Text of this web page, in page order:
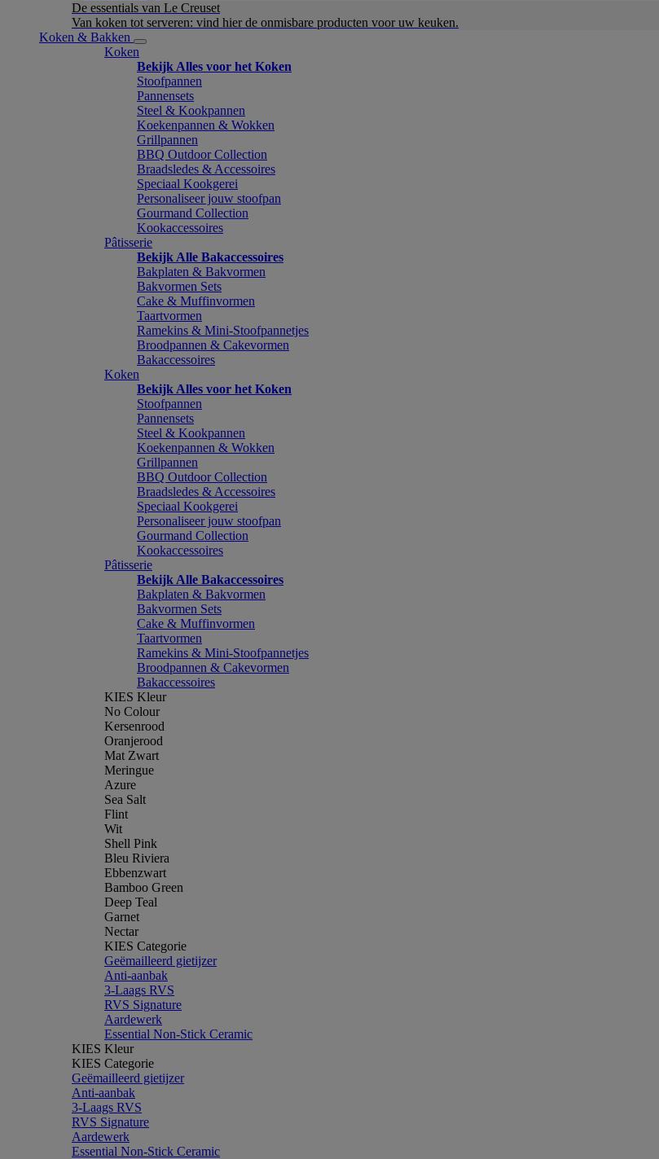
De essentials van Le Creuset
Van koken tot serveren: vind hier de onmisbare producten voor uw keuken.
Koken & Bakken
Koken
Bekijk Alles voor het Koken
Stoofpannen
Pannensets
Steel & Kookpannen
Koekenpannen & Wokken
Grillpannen
BBQ Outdoor Collection
Braadsledes & Accessoires
Speciaal Kookgerei
Personaliseer jouw stoofpan
Gourmand Collection
Kookaccessoires
Pâtisserie
Bekijk Alle Bakaccessoires
Bakplaten & Bakvormen
Bakvormen Sets
Cake & Muffinvormen
Taartvormen
Ramekins & Mini-Stoofpannetjes
Broodpannen & Cakevormen
Bakaccessoires
Koken
Bekijk Alles voor het Koken
Stoofpannen
Pannensets
Steel & Kookpannen
Koekenpannen & Wokken
Grillpannen
BBQ Outdoor Collection
Braadsledes & Accessoires
Speciaal Kookgerei
Personaliseer jouw stoofpan
Gourmand Collection
Kookaccessoires
Pâtisserie
Bekijk Alle Bakaccessoires
Bakplaten & Bakvormen
Bakvormen Sets
Cake & Muffinvormen
Taartvormen
Ramekins & Mini-Stoofpannetjes
Broodpannen & Cakevormen
Bakaccessoires
KIES Kleur
No Colour
Kersenrood
Oranjerood
Mat Zwart
Meringue
Azure
Sea Salt
Flint
Wit
Shell Pink
Bleu Riviera
Ebbenzwart
Bamboo Green
Deep Teal
Garnet
Nectar
KIES Categorie
Geëmailleerd gietijzer
Anti-aanbak
3-Laags RVS
RVS Signature
Aardewerk
Essential Non-Stick Ceramic
KIES Kleur
KIES Categorie
Geëmailleerd gietijzer
Anti-aanbak
3-Laags RVS
RVS Signature
Aardewerk
Essential Non-Stick Ceramic